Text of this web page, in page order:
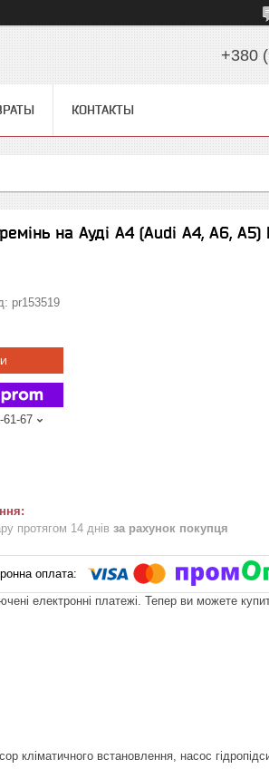
+380
КОНТАКТЫ
на Ауді A4 (Audi A4, A6, A5)
pr153519
61-67
протягом 14 днів за рахунок покупця
електронні платежі. Тепер ви можете
кліматичного встановлення, насос